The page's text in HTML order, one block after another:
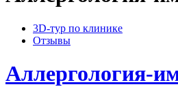
3D-тур по клинике
Отзывы
Аллергология-